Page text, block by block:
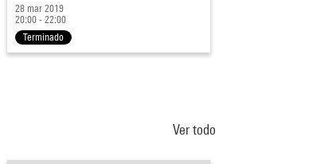
28 mar 2019
20:00 - 22:00
Terminado
Ver todo